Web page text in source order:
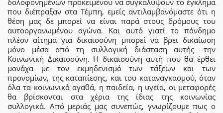
δολοφονημένων προκειμένου να συγκαλύψουν το έγκλημα
που διέπραξαν στα Τέμπη, εμείς αντιλαμβανόμαστε ότι η
θέση μας δε μπορεί να είναι παρά στους δρόμους του
αυτοοργανωμένου αγώνα. Και αυτό γιατί το πάνδημο
πλέον αίτημα για δικαιοσύνη μπορεί να βρει δικαίωση
μόνο μέσα από τη συλλογική διάσταση αυτής -την
Κοινωνική Δικαιοσύνη. Η δικαιοσύνη αυτή που θα έρθει
μονάχα με τον εκμηδενισμό των τάξεων και των
προνομίων, της καταπίεσης, και του καταναγκασμού, όταν
όλα τα κοινωνικά αγαθά, η παιδεία, η υγεία, οι μεταφορές
θα βρίσκονται στα χέρια της ίδιας της κοινωνίας
συλλογικά. Από μεριάς μας συνεπώς, γνωρίζουμε πως ο